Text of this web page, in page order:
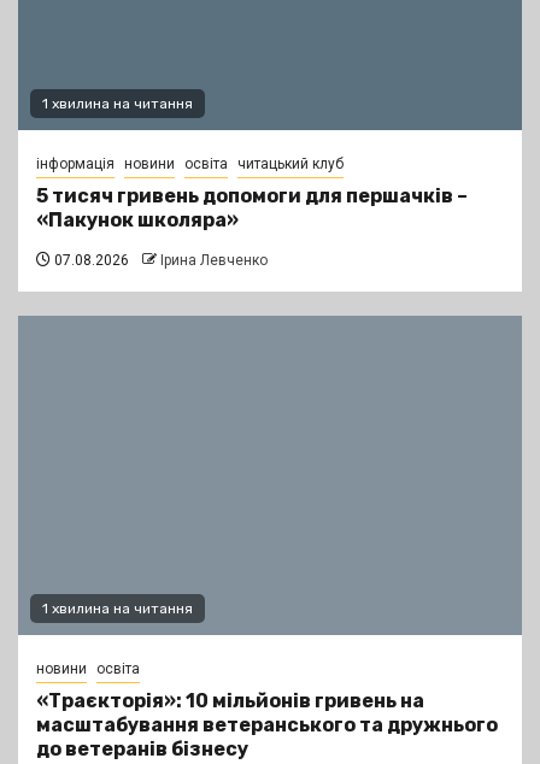
1 хвилина на читання
інформація новини освіта читацький клуб
5 тисяч гривень допомоги для першачків –
«Пакунок школяра»
07.08.2026 Ірина Левченко
1 хвилина на читання
новини освіта
«Траєкторія»: 10 мільйонів гривень на
масштабування ветеранського та дружнього
до ветеранів бізнесу